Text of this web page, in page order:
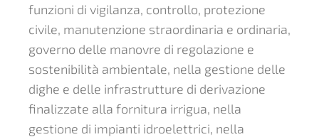
funzioni di vigilanza, controllo, protezione
civile, manutenzione straordinaria e ordinaria,
governo delle manovre di regolazione e
sostenibilità ambientale, nella gestione delle
dighe e delle infrastrutture di derivazione
finalizzate alla fornitura irrigua, nella
gestione di impianti idroelettrici, nella